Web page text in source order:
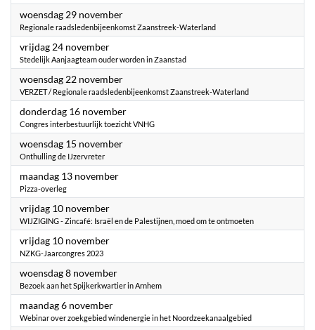
woensdag 29 november2023
Regionale raadsledenbijeenkomst Zaanstreek-Waterland
vrijdag 24 november2023
Stedelijk Aanjaagteam ouder worden in Zaanstad
woensdag 22 november2023
VERZET / Regionale raadsledenbijeenkomst Zaanstreek-Waterland
donderdag 16 november2023
Congres interbestuurlijk toezicht VNHG
woensdag 15 november2023
Onthulling de IJzervreter
maandag 13 november2023
Pizza-overleg
vrijdag 10 november2023
WIJZIGING - Zincafé: Israël en de Palestijnen, moed om te ontmoeten
vrijdag 10 november2023
NZKG-Jaarcongres 2023
woensdag 8 november2023
Bezoek aan het Spijkerkwartier in Arnhem
maandag 6 november2023
Webinar over zoekgebied windenergie in het Noordzeekanaalgebied